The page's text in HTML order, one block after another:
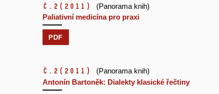
č.2 (2011)
(Panorama knih)
Paliativní medicína pro praxi
PDF
č.2 (2011)
(Panorama knih)
Antonín Bartoněk: Dialekty klasické řečtiny